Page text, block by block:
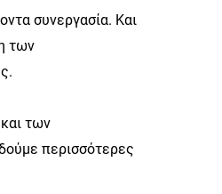
συνεργασία. Και
των
των
περισσότερες